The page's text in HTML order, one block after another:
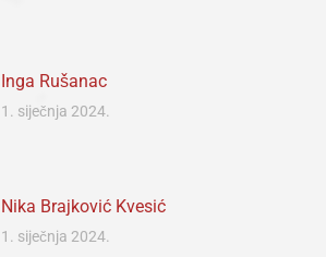
Inga Rušanac
1. siječnja 2024.
Nika Brajković Kvesić
1. siječnja 2024.